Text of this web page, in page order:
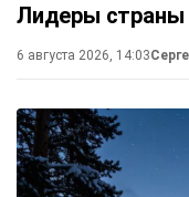
Лидеры страны
6 августа 2026, 14:03